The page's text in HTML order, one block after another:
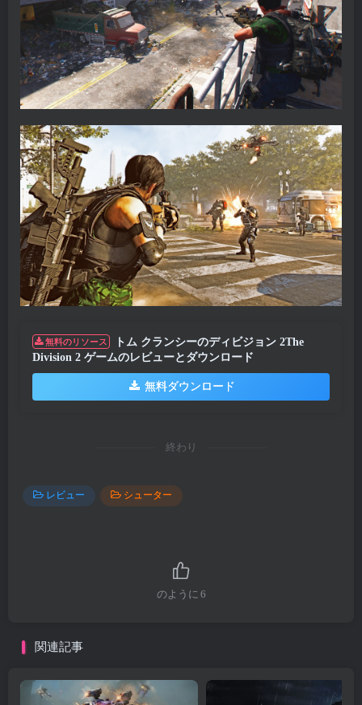
無料のリソース
トム クランシーのディビジョン 2The
Division 2 ゲームのレビューとダウンロード
無料ダウンロード
終わり
レビュー シューター
のように 6
関連記事